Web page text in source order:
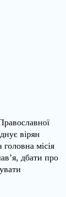
вірян
місія
дбати про